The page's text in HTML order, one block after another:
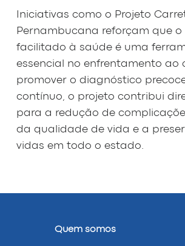
Iniciativas como o Projeto
Pernambucana reforçam que o
facilitado à saúde é uma
essencial no enfrentamento ao
promover o diagnóstico
contínuo, o projeto contribui
para a redução de
da qualidade de vida e a
vidas em todo o estado.
Quem somos